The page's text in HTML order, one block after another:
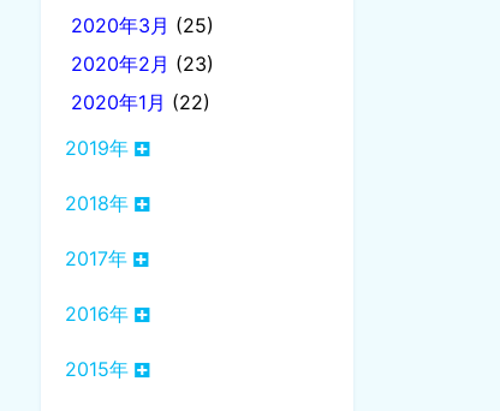
2020年3月 (25)
2020年2月 (23)
2020年1月 (22)
2019年
2018年
2017年
2016年
2015年